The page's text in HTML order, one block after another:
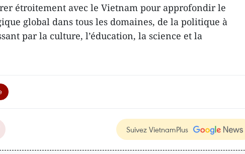
étroitement avec le Vietnam pour approfondir le
global dans tous les domaines, de la politique à
par la culture, l’éducation, la science et la
Suivez VietnamPlus